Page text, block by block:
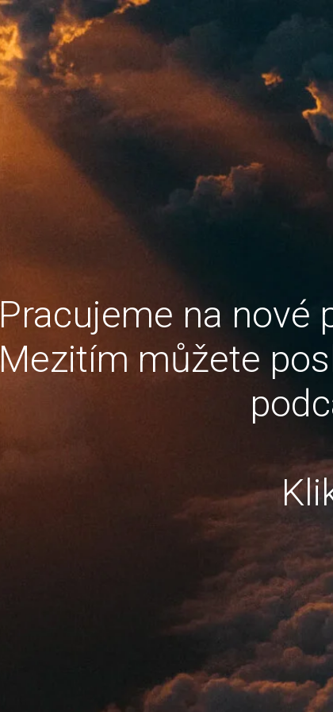
Pracujeme na nové
Mezitím můžete